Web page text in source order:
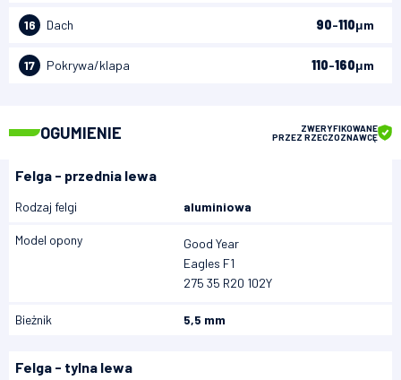
16 Dach 90-110μm
17 Pokrywa/klapa 110-160μm
OGUMIENIE
ZWERYFIKOWANE
PRZEZ RZECZOZNAWCĘ
Felga - przednia lewa
Rodzaj felgi aluminiowa
Model opony
Good Year
Eagles F1
275 35 R20 102Y
Bieżnik 5,5 mm
Felga - tylna lewa